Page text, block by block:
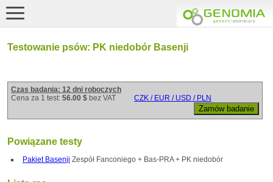
Testowanie psów: PK niedobór Basenji
Czas badania: 12 dni roboczych
Cena za 1 test: 56.00 $ bez VAT CZK / EUR / USD / PLN
Powiązane testy
Pakiet Basenji Zespół Fanconiego + Bas-PRA + PK niedobór